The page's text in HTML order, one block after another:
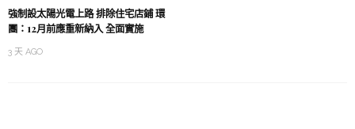
強制設太陽光電上路 排除住宅店鋪 環
團：12月前應重新納入 全面實施
3 天 AGO